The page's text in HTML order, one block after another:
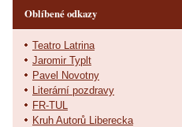
Oblíbené odkazy
Teatro Latrina
Jaromir Typlt
Pavel Novotny
Literární pozdravy
FR-TUL
Kruh Autorů Liberecka